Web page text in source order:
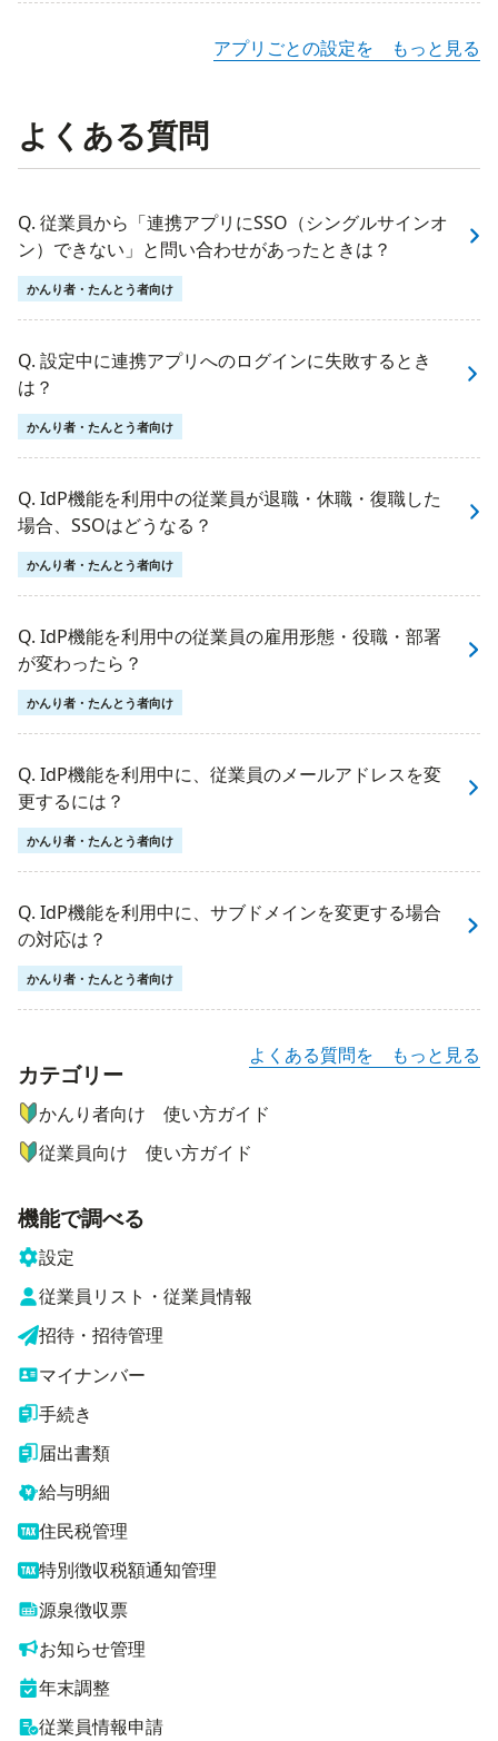
アプリごとの設定を もっと見る
よくある質問
Q. 従業員から「連携アプリにSSO（シングルサインオ
ン）できない」と問い合わせがあったときは？
かんり者・たんとう者向け
Q. 設定中に連携アプリへのログインに失敗するとき
は？
かんり者・たんとう者向け
Q. IdP機能を利用中の従業員が退職・休職・復職した
場合、SSOはどうなる？
かんり者・たんとう者向け
Q. IdP機能を利用中の従業員の雇用形態・役職・部署
が変わったら？
かんり者・たんとう者向け
Q. IdP機能を利用中に、従業員のメールアドレスを変
更するには？
かんり者・たんとう者向け
Q. IdP機能を利用中に、サブドメインを変更する場合
の対応は？
かんり者・たんとう者向け
よくある質問を もっと見る
ナビゲーションメニュー
カテゴリー
かんり者向け 使い方ガイド
従業員向け 使い方ガイド
機能で調べる
設定
従業員リスト・従業員情報
招待・招待管理
マイナンバー
手続き
届出書類
給与明細
住民税管理
特別徴収税額通知管理
源泉徴収票
お知らせ管理
年末調整
従業員情報申請